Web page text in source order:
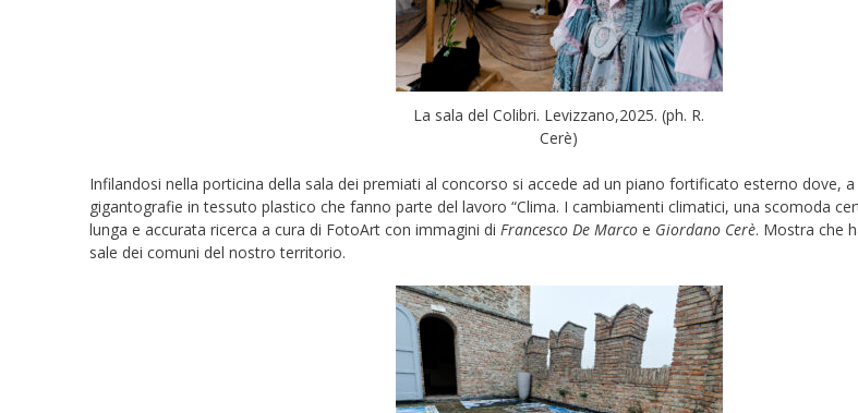
La sala del Colibri. Levizzano,2025. (ph. R.
Cerè)
Infilandosi nella porticina della sala dei premiati al concorso si accede ad un piano fortificato esterno dove,
gigantografie in tessuto plastico che fanno parte del lavoro “Clima. I cambiamenti climatici, una scomoda
lunga e accurata ricerca a cura di FotoArt con immagini di Francesco De Marco e Giordano Cerè. Mostra che
sale dei comuni del nostro territorio.